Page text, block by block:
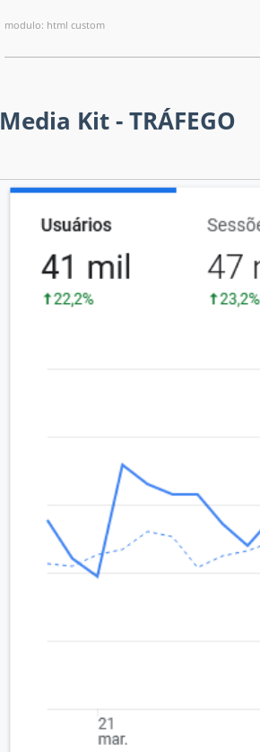
modulo: html custom
Media Kit - TRÁFEGO